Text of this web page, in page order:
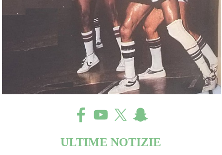
ULTIME NOTIZIE